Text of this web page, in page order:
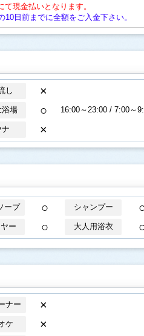
現金払いとなります。
日前までに全額をご入金下さい。
し ×
浴場 ○ 16:00～23:00 / 7:00～
ナ ×
ープ ○ シャンプー
ー ○ 大人用浴衣
ナー ×
ケ ×